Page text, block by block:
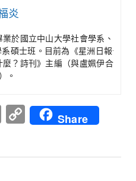
炎
於國立中山大學社會學系、
碩士班。目前為《星洲日報·
？詩刊》主編（與盧姵伊合
。
Douban
CopyShare